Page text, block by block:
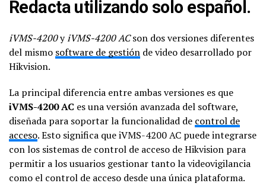
Redacta utilizando solo español.
iVMS-4200yiVMS-4200 ACson dos versiones diferentes
del mismo software de gestión de video desarrollado por
Hikvision.
La principal diferencia entre ambas versiones es que
iVMS-4200 AC es una versión avanzada del software,
diseñada para soportar la funcionalidad de control de
acceso. Esto significa que iVMS-4200 AC puede integrarse
con los sistemas de control de acceso de Hikvision para
permitir a los usuarios gestionar tanto la videovigilancia
como el control de acceso desde una única plataforma.